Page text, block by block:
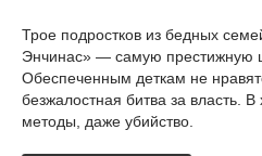
Трое подростков из бедных
Энчинас» — самую престижную
Обеспеченным деткам не
безжалостная битва за власть.
методы, даже убийство.